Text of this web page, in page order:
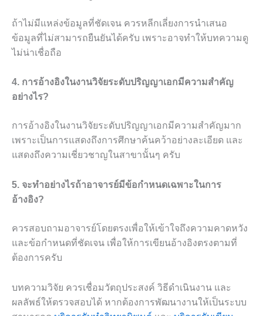
ถ้าไม่มีแหล่งข้อมูลที่ชัดเจน ควรหลีกเลี่ยงการนำเสนอ
ข้อมูลที่ไม่สามารถยืนยันได้ครับ เพราะอาจทำให้บทความดู
ไม่น่าเชื่อถือ
4. การอ้างอิงในงานวิจัยระดับปริญญาเอกมีความสำคัญ
อย่างไร?
การอ้างอิงในงานวิจัยระดับปริญญาเอกมีความสำคัญมาก
เพราะเป็นการแสดงถึงการศึกษาค้นคว้าอย่างละเอียด และ
แสดงถึงความเชี่ยวชาญในสาขานั้นๆ ครับ
5. จะทำอย่างไรถ้าอาจารย์มีข้อกำหนดเฉพาะในการ
อ้างอิง?
ควรสอบถามอาจารย์โดยตรงเพื่อให้เข้าใจถึงความคาดหวัง
และข้อกำหนดที่ชัดเจน เพื่อให้การเขียนอ้างอิงตรงตามที่
ต้องการครับ
บทความวิจัย ควรเชื่อมวัตถุประสงค์ วิธีดำเนินงาน และ
ผลลัพธ์ให้ตรวจสอบได้ หากต้องการพัฒนางานให้เป็นระบบ